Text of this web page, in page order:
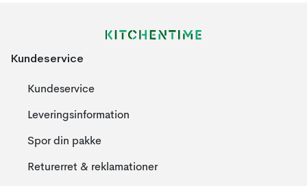
Kundeservice
Kundeservice
Leveringsinformation
Spor din pakke
Returerret & reklamationer